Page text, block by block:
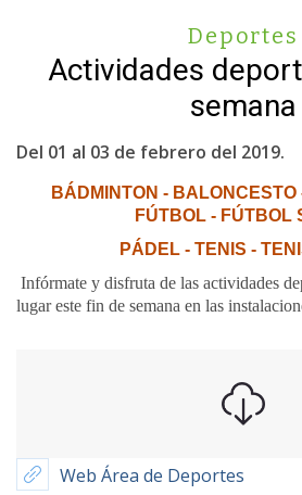
Deportes
Actividades
semana
Del 01 al 03 de febrero del 2019.
BÁ DMINTON - BALONCESTO
FÚTBOL - FÚTBOL
PÁDEL - TENIS -
Infórmate y disfruta de las actividades
lugar este fin de semana en las
Web Área de Deportes